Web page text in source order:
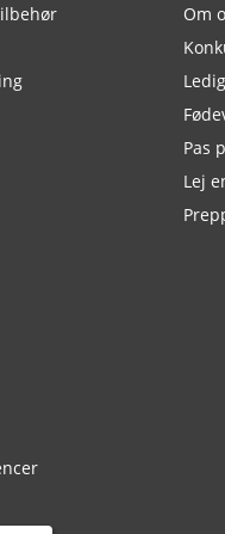
Om
Pas
Lej